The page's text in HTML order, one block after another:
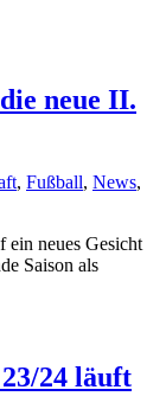
neue II.
, Fußball, News,
ein neues Gesicht
Saison als
24 läuft